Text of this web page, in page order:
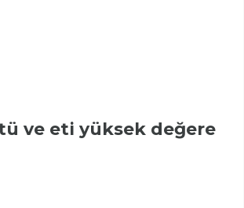
ve eti yüksek değere